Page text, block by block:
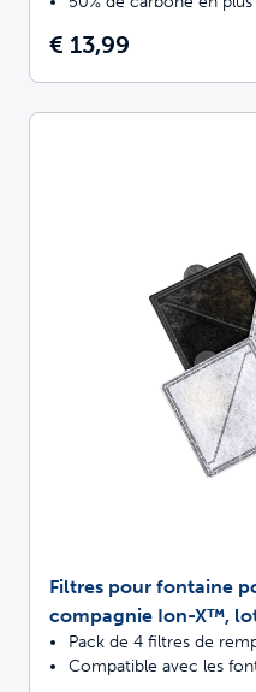
€ 13,99
Filtres pour fontaine
compagnie Ion-X™,
Pack de 4 filtres de
Compatible avec les